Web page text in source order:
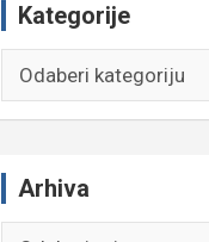
Kategorije
Arhiva